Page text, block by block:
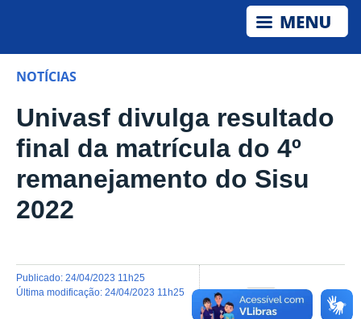
NOTÍCIAS
Univasf divulga resultado
final da matrícula do 4º
remanejamento do Sisu
2022
Compartilhar no
publicado: 24/04/2023 11h25
última modificação: 24/04/2023 11h25